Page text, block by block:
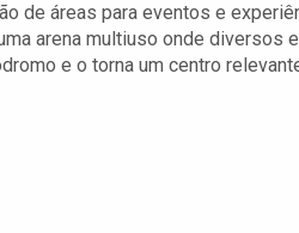
de áreas para eventos e
arena multiuso onde
e o torna um centro